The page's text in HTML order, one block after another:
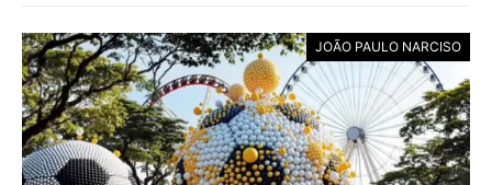
JOÃO PAULO NARCISO